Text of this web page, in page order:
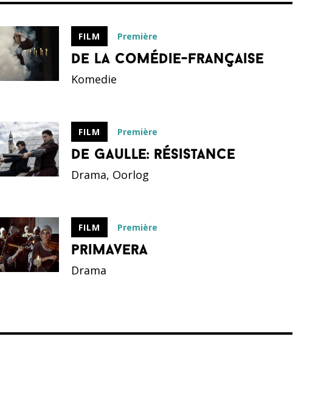
de la comédie-française
FILM Première
Komedie
de gaulle: résistance
FILM Première
Drama, Oorlog
primavera
FILM Première
Drama